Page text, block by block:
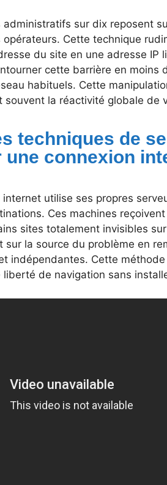
administratifs sur dix reposent
Cette technique
du site en une adresse IP
cette barrière en moins
habituels. Cette
souvent la réactivité globale de
techniques de
une connexion
internet utilise ses propres
Ces machines
sites totalement invisibles
sur la source du problème en
indépendantes. Cette
liberté de navigation sans